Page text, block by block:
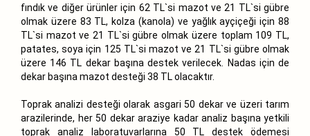
fındık ve diğer ürünler için 62 TL`si mazot ve 21 TL`si gübre
olmak üzere 83 TL, kolza (kanola) ve yağlık ayçiçeği için 88
TL`si mazot ve 21 TL`si gübre olmak üzere toplam 109 TL,
patates, soya için 125 TL`si mazot ve 21 TL`si gübre olmak
üzere 146 TL dekar başına destek verilecek. Nadas için de
dekar başına mazot desteği 38 TL olacaktır.
Toprak analizi desteği olarak asgari 50 dekar ve üzeri tarım
arazilerinde, her 50 dekar araziye kadar analiz başına yetkili
toprak analiz laboratuvarlarına 50 TL destek ödemesi